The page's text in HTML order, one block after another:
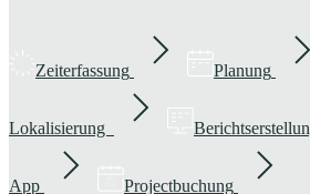
Zeiterfassung Planung
Lokalisierung
App Projectbuchung